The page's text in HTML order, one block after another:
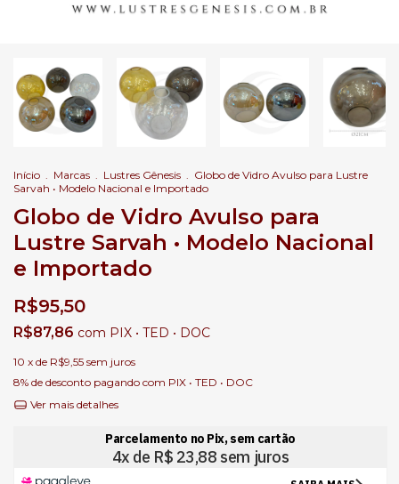
Início . Marcas . Lustres Gênesis . Globo de Vidro Avulso para Lustre
Sarvah • Modelo Nacional e Importado
Globo de Vidro Avulso para
Lustre Sarvah • Modelo Nacional
e Importado
R$95,50
R$87,86 com PIX • TED • DOC
10 x de R$9,55 sem juros
8% de desconto pagando com PIX • TED • DOC
Ver mais detalhes